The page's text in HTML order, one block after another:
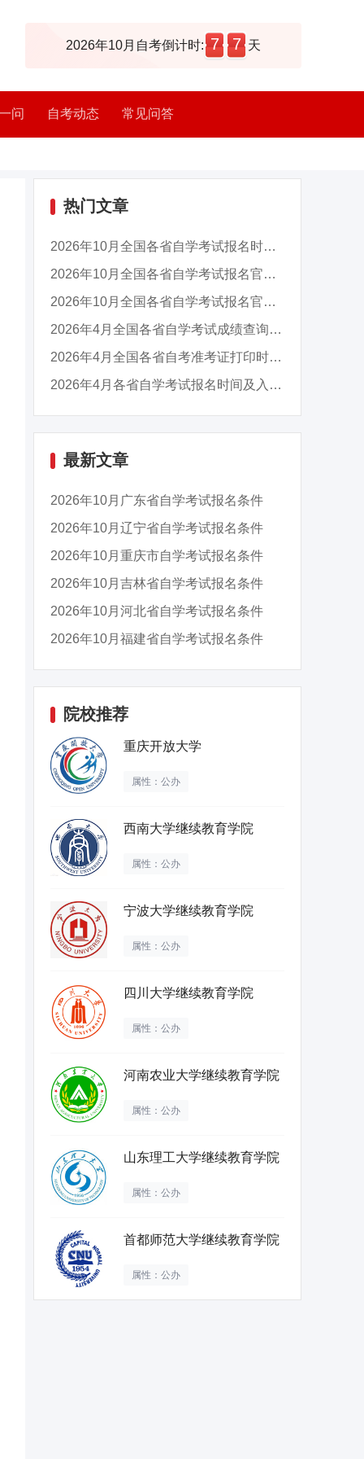
2026年10月自考倒计时: 7 7 天
问 自考动态 常见问答
热门文章
2026年10月全国各省自学考试报名时间及入口汇总
2026年10月全国各省自学考试报名官网入口汇总
2026年10月全国各省自学考试报名官网入口汇总
2026年4月全国各省自学考试成绩查询时间及入口...
2026年4月全国各省自考准考证打印时间及入口汇...
2026年4月各省自学考试报名时间及入口汇总
最新文章
2026年10月广东省自学考试报名条件
2026年10月辽宁省自学考试报名条件
2026年10月重庆市自学考试报名条件
2026年10月吉林省自学考试报名条件
2026年10月河北省自学考试报名条件
2026年10月福建省自学考试报名条件
院校推荐
重庆开放大学
属性：公办
西南大学继续教育学院
属性：公办
宁波大学继续教育学院
属性：公办
四川大学继续教育学院
属性：公办
河南农业大学继续教育学院
属性：公办
山东理工大学继续教育学院
属性：公办
首都师范大学继续教育学院
属性：公办